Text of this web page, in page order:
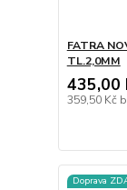
FATRA
TL.2,0MM
435,00
359,50 Kč
Doprava